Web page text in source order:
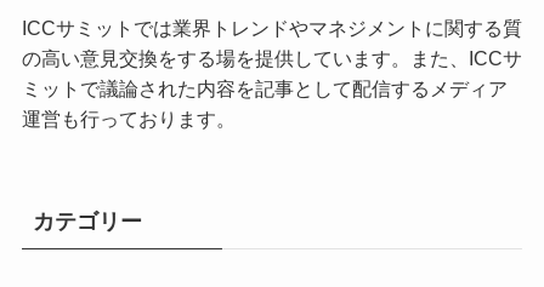
ICCサミットでは業界トレンドやマネジメントに関する質
の高い意見交換をする場を提供しています。また、ICCサ
ミットで議論された内容を記事として配信するメディア
運営も行っております。
カテゴリー